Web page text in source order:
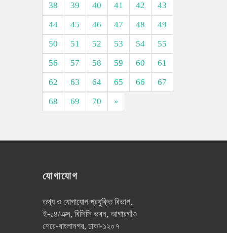
38
39 40 41 42
43
44
45 46 47 48
49
50
51 52 53 54
55
56
57 58 59 60
61
62
63 64 65 66
67
68
69 70 »
যোগাযোগ
তথ্য ও যোগাযোগ প্রযুক্তি বিভাগ,
ই-১৪/এক্স, বিসিসি ভবন, আগারগাঁও
শেরে-বাংলানগর, ঢাকা-১২০৭